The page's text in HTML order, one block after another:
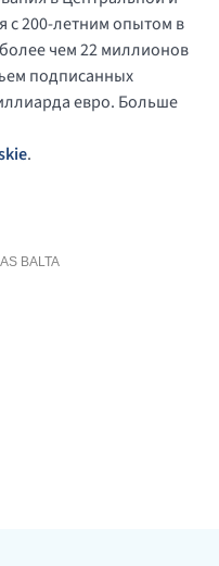
с 200-летним опытом в
чем 22 миллионов
подписанных
евро. Больше
.
BALTA